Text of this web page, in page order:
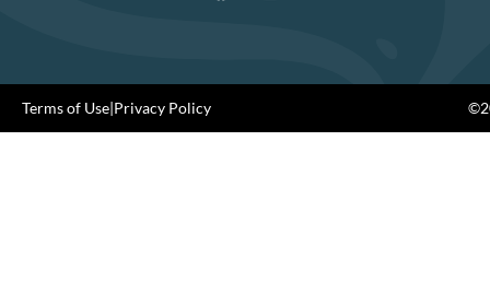
Terms of Use|Privacy Policy